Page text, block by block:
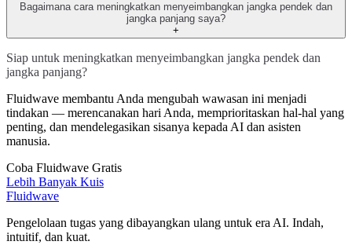
Bagaimana cara meningkatkan menyeimbangkan jangka pendek dan
jangka panjang saya?
+
Siap untuk meningkatkan menyeimbangkan jangka pendek dan
jangka panjang?
Fluidwave membantu Anda mengubah wawasan ini menjadi
tindakan — merencanakan hari Anda, memprioritaskan hal-hal yang
penting, dan mendelegasikan sisanya kepada AI dan asisten
manusia.
Coba Fluidwave Gratis
Lebih Banyak Kuis
Fluidwave
Pengelolaan tugas yang dibayangkan ulang untuk era AI. Indah,
intuitif, dan kuat.